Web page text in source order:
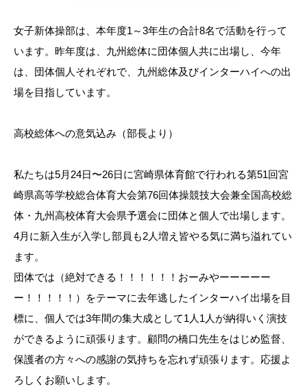
女子新体操部は、本年度1～3年生の合計8名で活動を行って
います。昨年度は、九州総体に団体個人共に出場し、今年
は、団体個人それぞれで、九州総体及びインターハイへの出
場を目指しています。
高校総体への意気込み（部長より）
私たちは5月24日〜26日に宮崎県体育館で行われる第51回宮
崎県高等学校総合体育大会第76回体操競技大会兼全国高校総
体・九州高校体育大会県予選会に団体と個人で出場します。
4月に新入生が入学し部員も2人増え皆やる気に満ち溢れてい
ます。
団体では（絶対できる！！！！！！おーみやーーーーー
ー！！！！！）をテーマに去年逃したインターハイ出場を目
標に、個人では3年間の集大成として1人1人が納得いく演技
ができるように頑張ります。顧問の橋口先生をはじめ監督、
保護者の方々への感謝の気持ちを忘れず頑張ります。応援よ
ろしくお願いします。